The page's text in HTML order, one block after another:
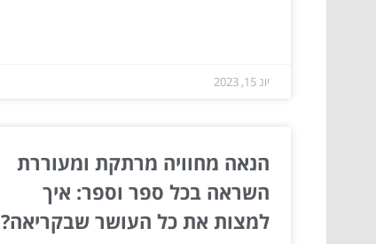
יונ 15, 2023
הנאה מחוויה מרתקת ומעוררת
השראה בכל ספר וספר: איך
למצות את כל העושר שבקריאה?